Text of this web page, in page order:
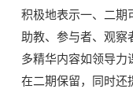
积极地表示一、二期
助教、参与者、观察
多精华内容如领导力
在二期保留，同时还